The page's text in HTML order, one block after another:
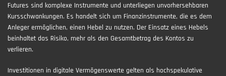
Futures sind komplexe Instrumente und unterliegen unvorhersehbaren
Kursschwankungen. Es handelt sich um Finanzinstrumente, die es dem
Anleger ermöglichen, einen Hebel zu nutzen. Der Einsatz eines Hebels
beinhaltet das Risiko, mehr als den Gesamtbetrag des Kontos zu
verlieren.
Investitionen in digitale Vermögenswerte gelten als hochspekulative